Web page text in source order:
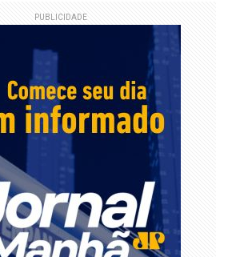
PUBLICIDADE